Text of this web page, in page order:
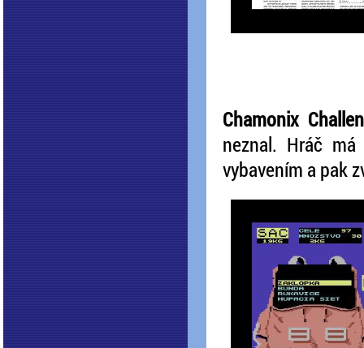
Chamonix
neznal. Hráč
vybavením a pak